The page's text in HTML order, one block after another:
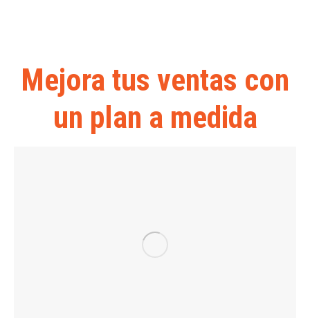
Mejora tus ventas con
un plan a medida